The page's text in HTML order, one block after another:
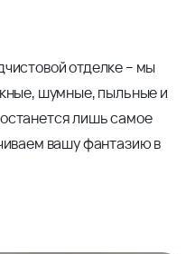
отделке – мы
шумные, пыльные и
лишь самое
вашу фантазию в